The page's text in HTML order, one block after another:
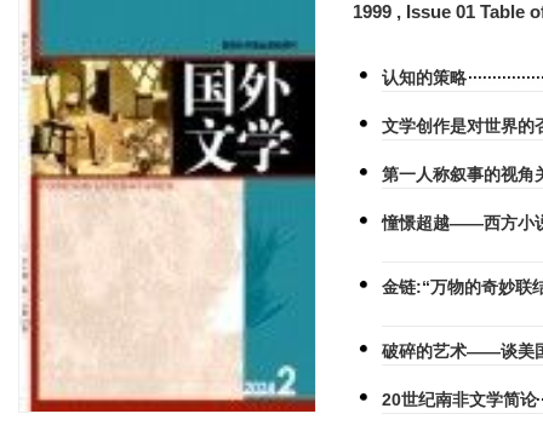
1999 , Issue 01 Table
认知的策略
文学创作是对世界
第一人称叙事的视角
憧憬超越——西方小
金链:“万物的奇妙
破碎的艺术——谈美
20世纪南非文学简论